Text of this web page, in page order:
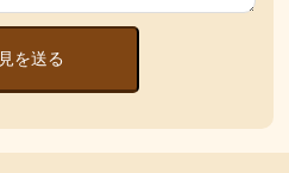
を送る